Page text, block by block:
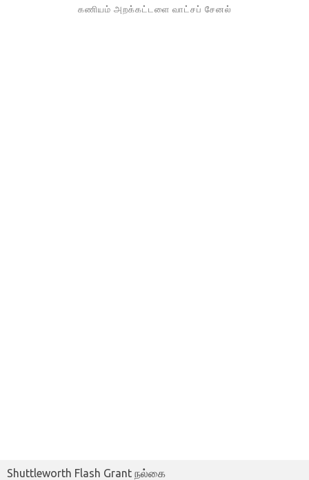
கணியம் அறக்கட்டளை வாட்சப் சேனல்
Shuttleworth Flash Grant நல்கை